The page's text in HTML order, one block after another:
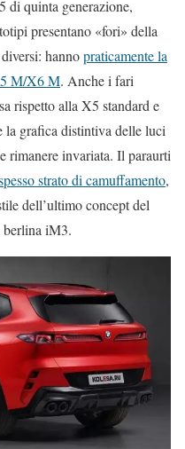
di quinta generazione,
presentano «fori» della
hannopraticamente la
M/X6 M. Anche i fari
rispetto alla X5 standard e
la grafica distintiva delle luci
rimanere invariata. Il paraurti
strato di camuffamento,
dell’ultimo concept del
iM3.